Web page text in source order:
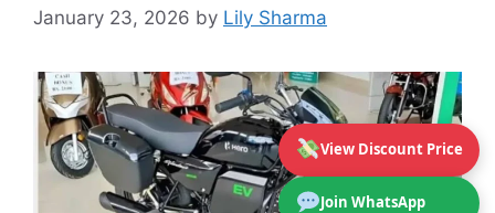
View Discount Price
Join WhatsApp
January 23, 2026 by Lily Sharma